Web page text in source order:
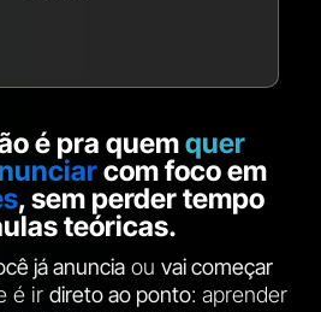
é pra quemquer
com foco em
, sem perder tempo
teóricas.
já anunciaou vai começar
é ir direto ao ponto: aprender